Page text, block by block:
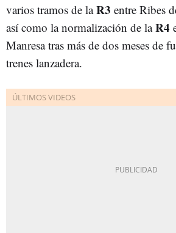
varios tramos de laR3 entre Ribes
así como la normalización de laR4
Manresa tras más de dos meses de
trenes lanzadera.